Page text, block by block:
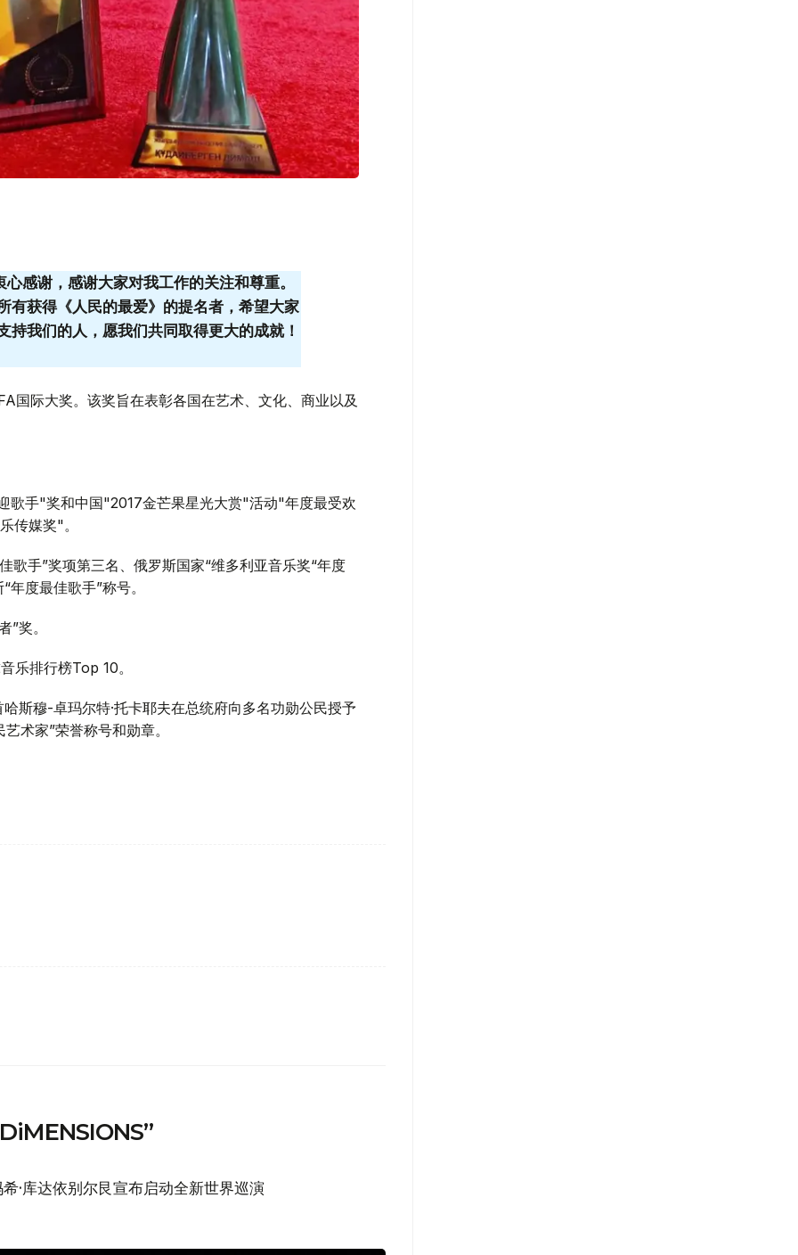
感谢，感谢大家对我工作的关注和尊重。
有获得《人民的最爱》的提名者，希望大家
我们的人，愿我们共同取得更大的成就！
国际大奖。该奖旨在表彰各国在艺术、文化、商业以及
歌手"奖和中国"2017金芒果星光大赏"活动"年度最受欢
传媒奖"。
歌手”奖项第三名、俄罗斯国家“维多利亚音乐奖“年度
度最佳歌手”称号。
奖。
乐排行榜Top 10。
斯穆-卓玛尔特·托卡耶夫在总统府向多名功勋公民授予
术家”荣誉称号和勋章。
·库达依别尔艮宣布启动全新世界巡演